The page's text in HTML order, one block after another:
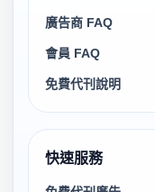
廣告商 FAQ
會員 FAQ
免費代刊說明
快速服務